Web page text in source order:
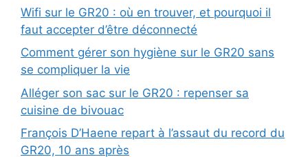
Wifi sur le GR20 : où en trouver, et pourquoi il
faut accepter d’être déconnecté
Comment gérer son hygiène sur le GR20 sans
se compliquer la vie
Alléger son sac sur le GR20 : repenser sa
cuisine de bivouac
François D’Haene repart à l’assaut du record du
GR20, 10 ans après